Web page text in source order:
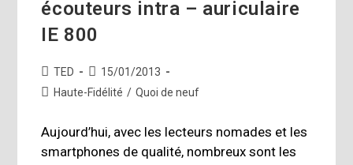
écouteurs intra – auriculaire
IE 800
Auteur/autrice
de
TED
Publication
publiée :
15/01/2013
PostHaute-Fidélité / Quoi de neuf
Aujourd’hui, avec les lecteurs nomades et les
smartphones de qualité, nombreux sont les